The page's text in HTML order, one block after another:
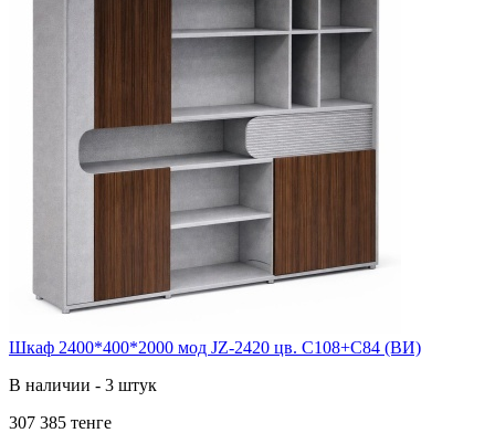
Шкаф 2400*400*2000 мод JZ-2420 цв. C108+C84 (ВИ)
В наличии - 3 штук
307 385 тенге